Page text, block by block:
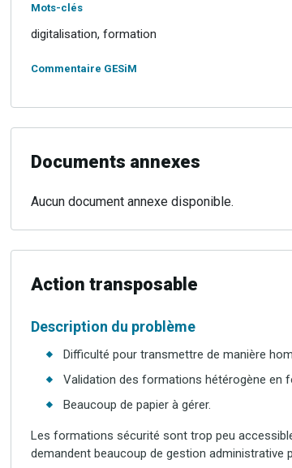
Mots-clés
digitalisation, formation
Commentaire GESiM
Documents annexes
Aucun document annexe disponible.
Action transposable
Description du problème
Difficulté pour transmettre de manière
Validation des formations hétérogène en
Beaucoup de papier à gérer.
Les formations sécurité sont trop peu
demandent beaucoup de gestion administrative